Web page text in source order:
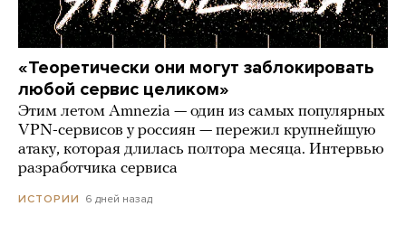
«Теоретически они могут заблокировать
любой сервис целиком»
Этим летом Amnezia — один из самых популярных
VPN-сервисов у россиян — пережил крупнейшую
атаку, которая длилась полтора месяца. Интервью
разработчика сервиса
ИСТОРИИ 6 дней назад